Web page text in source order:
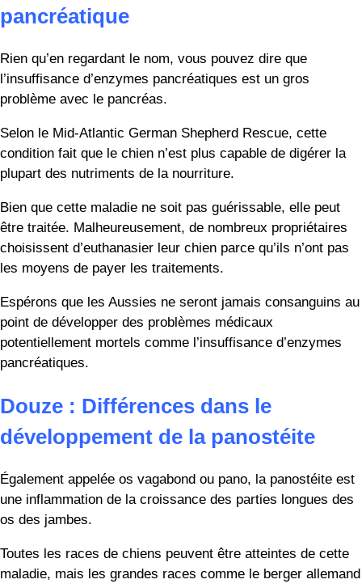
Cette maladie est très douloureuse, mais elle peut être
traitée. Étant donné qu’elle est héréditaire, un chien qui
l’Australian Shepherd Health &amp ; Genetics Institute. Les
symptômes de boiterie et de perte d’appétit apparaissent le
plus souvent lorsque le chiot est âgé de cinq à dix-huit
mois.
Treize : Différences dans l’obtention
d’une myélopathie dégénérative
Oh, oui, le Berger Allemand a touché le jackpot génétique si
le jackpot consiste en des problèmes médicaux rarement,
compris le Aussie. La myélopathie dégénérative ou DM se
retrouve presque exclusivement chez les Berger Allemand.
Elle est incurable et souvent fatale.
petite taille, généralement âgé d’environ sept ans,
progressivement paralysé des pattes arrière. Il y a très peu
Quatorze : Différences dans
l’utilisation comme chiens de
secours